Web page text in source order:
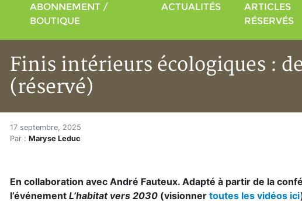
ABONNEMENT /
BOUTIQUE
ACTUALITÉS
ARTICLES
RÉSERVÉS
Finis intérieurs écologiques :
(réservé)
Accueil
Articles
Finis intérieurs écologiques : de la maison intemporelle à la
Finis intérieurs écologiques :
17 septembre, 2025
Par : Maryse Leduc
En collaboration avec André Fauteux. Adapté à partir de la
l’événement L’habitat vers 2030 (visionner toutes les vidéos ici